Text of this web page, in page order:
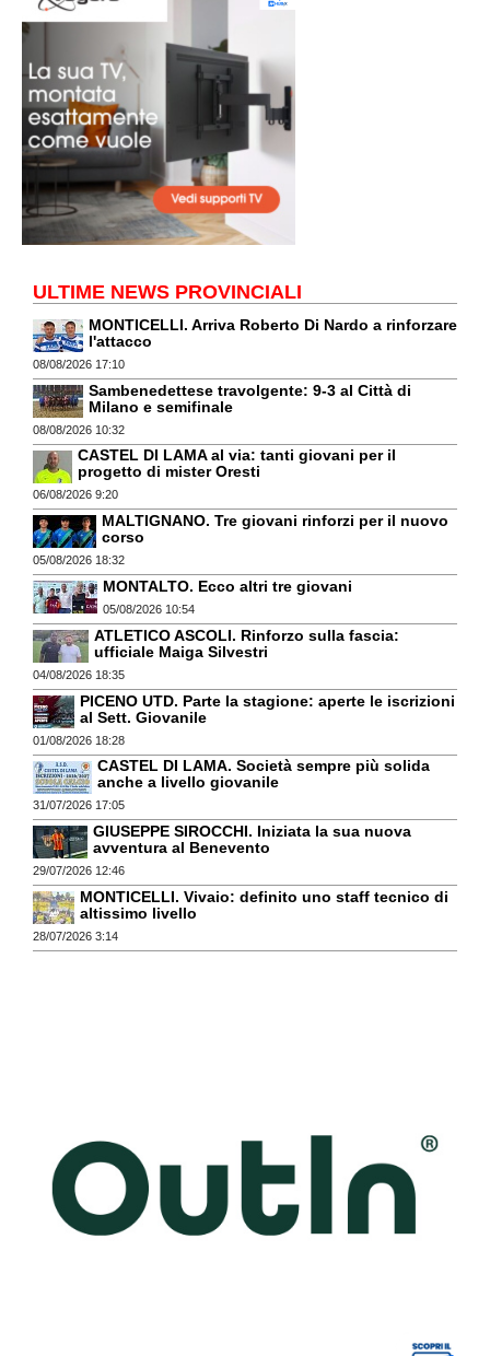
ULTIME NEWS PROVINCIALI
MONTICELLI. Arriva Roberto Di Nardo a rinforzare
l'attacco
08/08/2026 17:10
Sambenedettese travolgente: 9-3 al Città di
Milano e semifinale
08/08/2026 10:32
CASTEL DI LAMA al via: tanti giovani per il
progetto di mister Oresti
06/08/2026 9:20
MALTIGNANO. Tre giovani rinforzi per il nuovo
corso
05/08/2026 18:32
MONTALTO. Ecco altri tre giovani
05/08/2026 10:54
ATLETICO ASCOLI. Rinforzo sulla fascia:
ufficiale Maiga Silvestri
04/08/2026 18:35
PICENO UTD. Parte la stagione: aperte le iscrizioni
al Sett. Giovanile
01/08/2026 18:28
CASTEL DI LAMA. Società sempre più solida
anche a livello giovanile
31/07/2026 17:05
GIUSEPPE SIROCCHI. Iniziata la sua nuova
avventura al Benevento
29/07/2026 12:46
MONTICELLI. Vivaio: definito uno staff tecnico di
altissimo livello
28/07/2026 3:14